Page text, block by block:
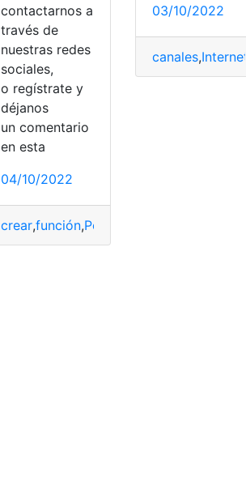
contactarnos a
través de
nuestras redes
sociales,
o regístrate y
déjanos
un comentario
en esta
04/10/2022
crear,función,Perfiles
03/10/2022
canales,Internet